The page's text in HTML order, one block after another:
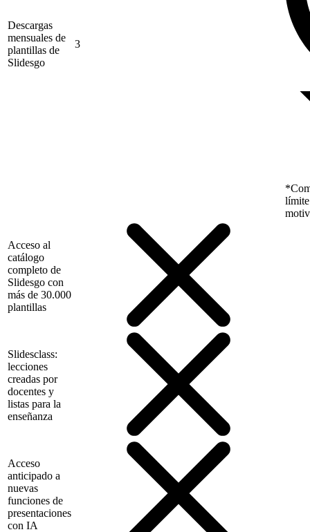
Descargas
mensuales de
plantillas de
Slidesgo
3
límite
Acceso al
catálogo
completo de
Slidesgo con
más de 30.000
plantillas
Slidesclass:
lecciones
creadas por
docentes y
listas para la
enseñanza
Acceso
anticipado a
nuevas
funciones de
presentaciones
con IA